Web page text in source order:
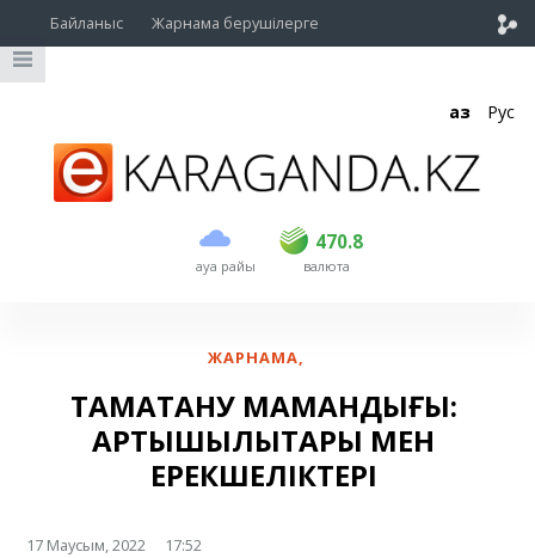
Байланыс Жарнама берушілерге
Қаз Рус
ауа райы
470.8
USD 468.5 470.8
EUR валюта
ЖАРНАМА,
ТАМАҚТАНУ МАМАНДЫҒЫ:
АРТЫҚШЫЛЫҚТАРЫ МЕН
ЕРЕКШЕЛІКТЕРІ
17 Маусым, 2022 17:52